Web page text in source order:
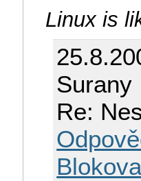
Linux is
Surany
Re: